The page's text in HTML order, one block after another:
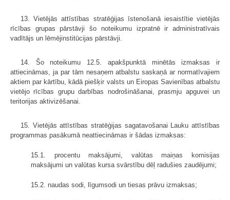
13. Vietējās attīstības stratēģijas īstenošanā iesaistītie vietējās
rīcības grupas pārstāvji šo noteikumu izpratnē ir administratīvais
vadītājs un lēmējinstitūcijas pārstāvji.
14. Šo noteikumu 12.5. apakšpunktā minētās izmaksas ir
attiecināmas, ja par tām nesaņem atbalstu saskaņā ar normatīvajiem
aktiem par kārtību, kādā piešķir valsts un Eiropas Savienības atbalstu
vietējo rīcības grupu darbības nodrošināšanai, prasmju apguvei un
teritorijas aktivizēšanai.
15. Vietējās attīstības stratēģijas sagatavošanai Lauku attīstības
programmas pasākumā neattiecināmas ir šādas izmaksas:
15.1. procentu maksājumi, valūtas maiņas komisijas
maksājumi un valūtas kursa svārstību dēļ radušies zaudējumi;
15.2. naudas sodi, līgumsodi un tiesas prāvu izmaksas;